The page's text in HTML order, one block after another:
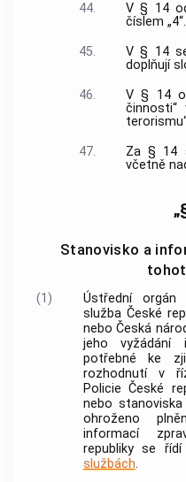
44.
V § 14
číslem „4“.
45.
V § 14
doplňují
46.
V § 14
činnosti“
47.
Za § 14
včetně
Stanovisko a
(1)
Ústřední orgán
služba České
nebo Česká
jeho vyžádání
potřebné ke
rozhodnutí v
Policie České
nebo
ohroženo
informací
republiky se
službách.